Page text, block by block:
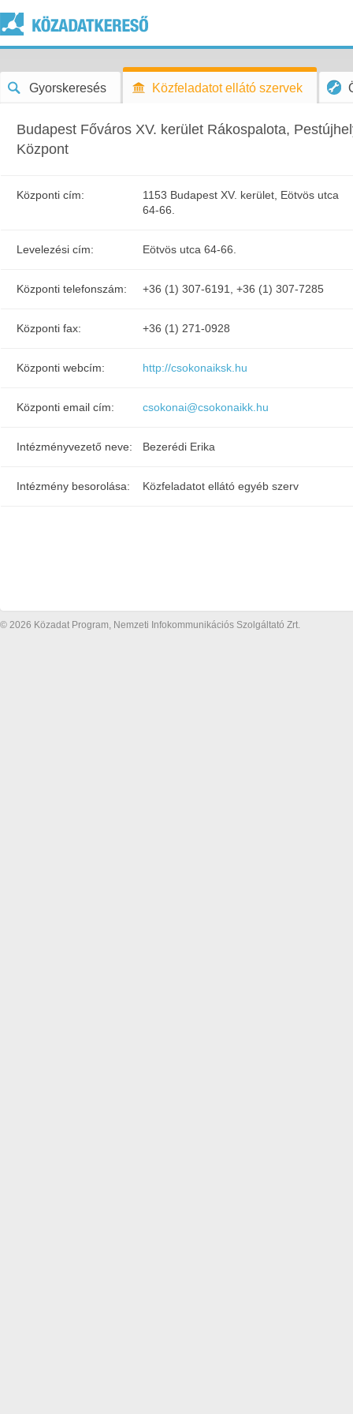
Gyorskeresés Közfeladatot ellátó szervek
Budapest Főváros XV. kerület Rákospalota,
Központ
Központi cím:
1153 Budapest XV. kerület, Eötvös utca
64-66.
Levelezési cím: Eötvös utca 64-66.
Központi telefonszám: +36 (1) 307-6191, +36 (1) 307-7285
Központi fax: +36 (1) 271-0928
Központi webcím: http://csokonaiksk.hu
Központi email cím: csokonai@csokonaikk.hu
Intézményvezető neve: Bezerédi Erika
Intézmény besorolása: Közfeladatot ellátó egyéb szerv
© 2026 Közadat Program, Nemzeti Infokommunikációs Szolgáltató Zrt.